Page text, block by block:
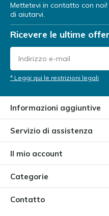
Mettetevi in contatto con
di aiutarvi.
Ricevere le ultime
* Leggi qui le restrizioni legali
Informazioni aggiuntive
Servizio di assistenza
Il mio account
Categorie
Contatto